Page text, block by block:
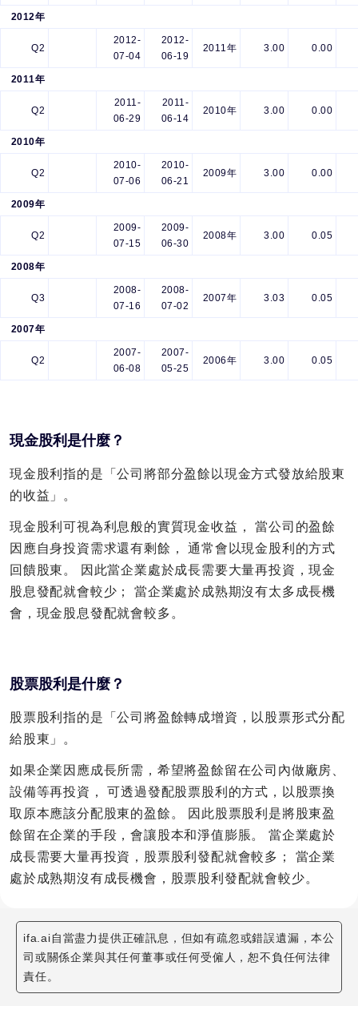
2012年
Q2
2012-
07-04
2012-
06-19
2011年 3.00 0.00
2011年
Q2
2011-
06-29
2011-
06-14
2010年 3.00 0.00
2010年
Q2
2010-
07-06
2010-
06-21
2009年 3.00 0.00
2009年
Q2
2009-
07-15
2009-
06-30
2008年 3.00 0.05
2008年
Q3
2008-
07-16
2008-
07-02
2007年 3.03 0.05
2007年
Q2
2007-
06-08
2007-
05-25
2006年 3.00 0.05
現金股利是什麼？
現金股利指的是「公司將部分盈餘以現金方式發放給股東
的收益」。
現金股利可視為利息般的實質現金收益， 當公司的盈餘
因應自身投資需求還有剩餘， 通常會以現金股利的方式
回饋股東。 因此當企業處於成長需要大量再投資，現金
股息發配就會較少； 當企業處於成熟期沒有太多成長機
會，現金股息發配就會較多。
股票股利是什麼？
股票股利指的是「公司將盈餘轉成增資，以股票形式分配
給股東」。
如果企業因應成長所需，希望將盈餘留在公司內做廠房、
設備等再投資， 可透過發配股票股利的方式，以股票換
取原本應該分配股東的盈餘。 因此股票股利是將股東盈
餘留在企業的手段，會讓股本和淨值膨脹。 當企業處於
成長需要大量再投資，股票股利發配就會較多； 當企業
處於成熟期沒有成長機會，股票股利發配就會較少。
ifa.ai自當盡力提供正確訊息，但如有疏忽或錯誤遺漏，本公
司或關係企業與其任何董事或任何受僱人，恕不負任何法律
責任。